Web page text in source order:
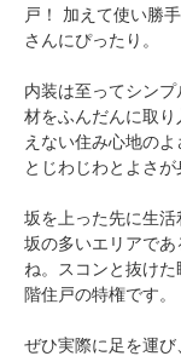
戸！ 加えて使い勝
さんにぴったり。
内装は至ってシン
材をふんだんに取
えない住み心地の
とじわじわとよさが
坂を上った先に生
坂の多いエリアで
ね。スコンと抜け
階住戸の特権です。
ぜひ実際に足を運び